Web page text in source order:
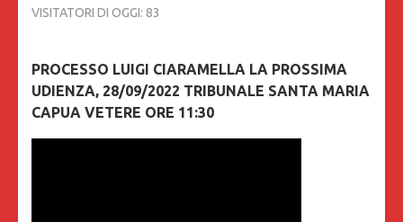
VISITATORI DI OGGI: 83
PROCESSO LUIGI CIARAMELLA LA PROSSIMA
UDIENZA, 28/09/2022 TRIBUNALE SANTA MARIA
CAPUA VETERE ORE 11:30